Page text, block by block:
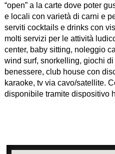
“open” a la carte dove poter
e locali con varietà di carni e
serviti cocktails e drinks con
molti servizi per le attività
center, baby sitting, noleggio
wind surf, snorkelling, giochi
benessere, club house con
karaoke, tv via cavo/satellite.
disponibile tramite dispositivo